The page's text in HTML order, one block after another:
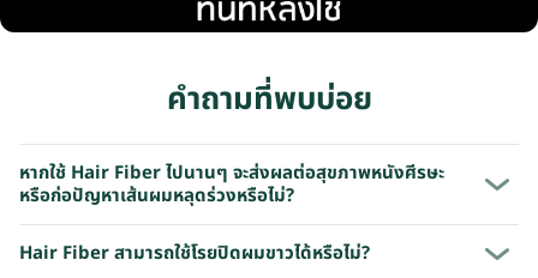
คำถามที่พบบ่อย
หากใช้ Hair Fiber ไปนานๆ จะส่งผลต่อสุขภาพหนังศีรษะ
หรือก่อปัญหาเส้นผมหลุดร่วงหรือไม่?
Hair Fiber สามารถใช้โรยปิดผมขาวได้หรือไม่?